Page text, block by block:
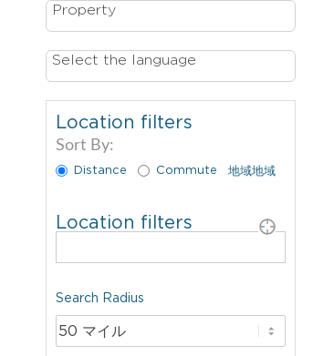
Property
Select the language
Location filters
Sort By:
Distance Commute 地域地域
Location filters
Search Radius